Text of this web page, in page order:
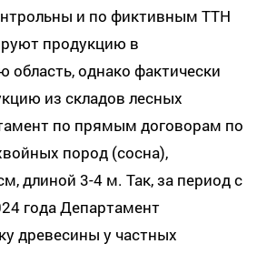
и по фиктивным ТТН
продукцию в
область, однако фактически
из складов лесных
по прямым договорам по
пород (сосна),
длиной 3-4 м. Так, за период с
года Департамент
древесины у частных